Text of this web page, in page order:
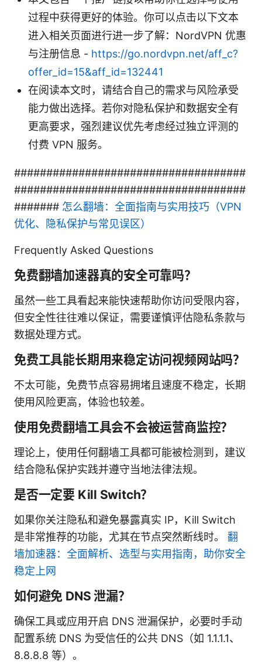
过程中获得更好的体验。你可以点击以下文本
进入相关页面进行进一步了解：NordVPN 优惠
与注册信息 - https://go.nordvpn.net/aff_c?
offer_id=15&aff_id=132441
在阅读本文时，请结合自己的需求与风险承受
能力做出选择。若你对隐私保护和数据安全有
更高要求，强烈建议优先考虑经过独立评测的
付费 VPN 服务。
####################################
####################################
####### 怎么翻墙：全面指南与实用技巧（VPN
优化、隐私保护与常见误区）
Frequently Asked Questions
免费翻墙加速器真的安全可靠吗？
虽然一些工具看起来能快速帮助你访问受限内容，
但安全性往往难以保证，需要谨慎评估隐私条款与
数据处理方式。
免费工具能长期用来稳定访问视频网站吗？
不太可能，免费节点容易拥堵且速度不稳定，长期
使用风险更高，体验也较差。
使用免费翻墙工具会不会被运营商监控？
理论上，使用任何翻墙工具都可能被检测到，建议
结合隐私保护实践并遵守当地法律法规。
是否一定要 Kill Switch？
如果你关注隐私和避免暴露真实 IP，Kill Switch
是非常推荐的功能，尤其在节点突然断线时。 翻
墙加速器：全面解析、选型与实用指南，助你安全
稳定上网
如何避免 DNS 泄漏？
确保工具或应用开启 DNS 泄漏保护，必要时手动
配置系统 DNS 为受信任的公共 DNS（如 1.1.1.1、
8.8.8.8 等）。